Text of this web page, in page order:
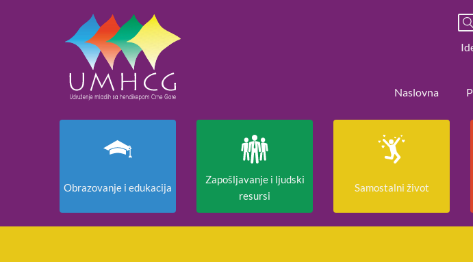
Naslovna
Obrazovanje i edukacija
Zapošljavanje i ljudski
resursi
Samostalni život